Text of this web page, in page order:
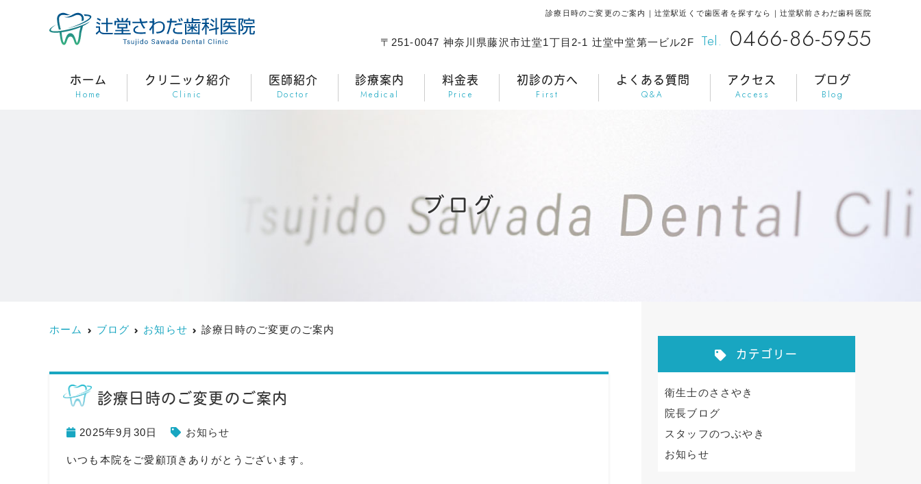
診療日時のご変更のご案内｜辻堂駅近くで歯医者を探すなら｜辻堂駅前さわだ歯科医院
〒251-0047 神奈川県藤沢市辻堂1丁目2-1 辻堂中堂第一ビル2F Tel. 0466-86-5955
ホーム
Home
クリニック紹介
Clinic
医師紹介
Doctor
診療案内
Medical
料金表
Price
初診の方へ
First
よくある質問
Q&A
アクセス
Access
ブログ
Blog
ブログ
ホーム ブログ お知らせ 診療日時のご変更のご案内
診療日時のご変更のご案内
2025年9月30日 お知らせ
いつも本院をご愛顧頂きありがとうございます。
カテゴリー
衛生士のささやき
院長ブログ
スタッフのつぶやき
お知らせ